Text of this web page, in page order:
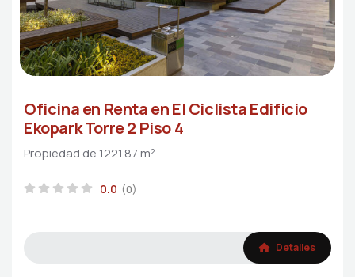
Oficina en Renta en El Ciclista Edificio
Ekopark Torre 2 Piso 4
Propiedad de 1221.87 m²
0.0 (0)
Detalles